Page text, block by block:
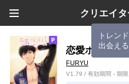
クリエイ
トレン
出会える
恋愛ホテル ―
FURYU
V1.79 / 有効期間 - 期限